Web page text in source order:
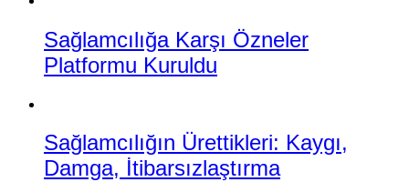
Sağlamcılığa Karşı Özneler
Platformu Kuruldu
Sağlamcılığın Ürettikleri: Kaygı,
Damga, İtibarsızlaştırma